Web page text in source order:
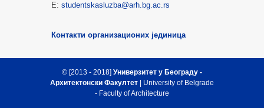
Е: studentskasluzba@arh.bg.ac.rs
Контакти организационих јединица
© [2013 - 2018] Универзитет у Београду -
Архитектонски Факултет | University of Belgrade
- Faculty of Architecture